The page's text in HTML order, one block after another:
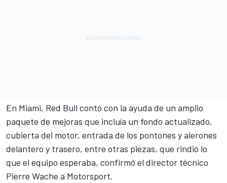
En Miami, Red Bull contó con la ayuda de un amplio
paquete de mejoras que incluía un fondo actualizado,
cubierta del motor, entrada de los pontones y alerones
delantero y trasero, entre otras piezas, que rindió lo
que el equipo esperaba, confirmó el director técnico
Pierre Wache a Motorsport.